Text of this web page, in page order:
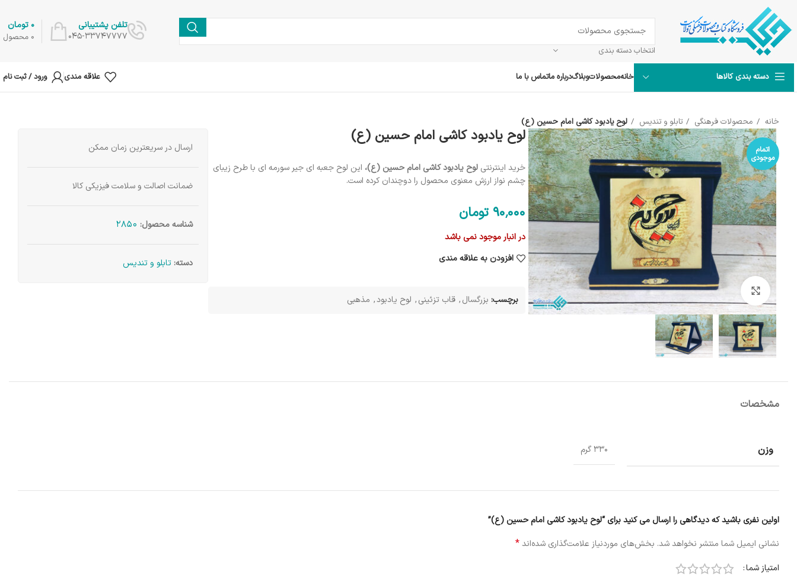
انتخاب دسته بندی
تلفن پشتیبانی
045-33747777
0 محصول
0 تومان
دسته بندی کالاها خانهمحصولاتوبلاگدرباره ماتماس با ما علاقه مندی ورود / ثبت نام
خانه محصولات فرهنگی تابلو و تندیس لوح یادبود کاشی امام حسین (ع)
اتمام
موجودی
بزرگنمایی تصویر
لوح یادبود کاشی امام حسین (ع)
خرید اینترنتی لوح یادبود کاشی امام حسین (ع)، این لوح جعبه ای جیر سورمه ای با طرح زیبای
چشم نواز ارزش معنوی محصول را دوچندان کرده است.
90٬000 تومان
در انبار موجود نمی باشد
افزودن به علاقه مندی
برچسب: بزرگسال, قاب تزئینی, لوح یادبود, مذهبی
ارسال در سریعترین زمان ممکن
ضمانت اصالت و سلامت فیزیکی کالا
شناسه محصول: 2850
دسته: تابلو و تندیس
مشخصات
وزن 330 گرم
اولین نفری باشید که دیدگاهی را ارسال می کنید برای “لوح یادبود کاشی امام حسین (ع)”
نشانی ایمیل شما منتشر نخواهد شد. بخش‌های موردنیاز علامت‌گذاری شده‌اند*
امتیاز شما